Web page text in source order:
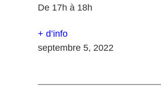
De 17h à 18h
+ d’info
septembre 5, 2022